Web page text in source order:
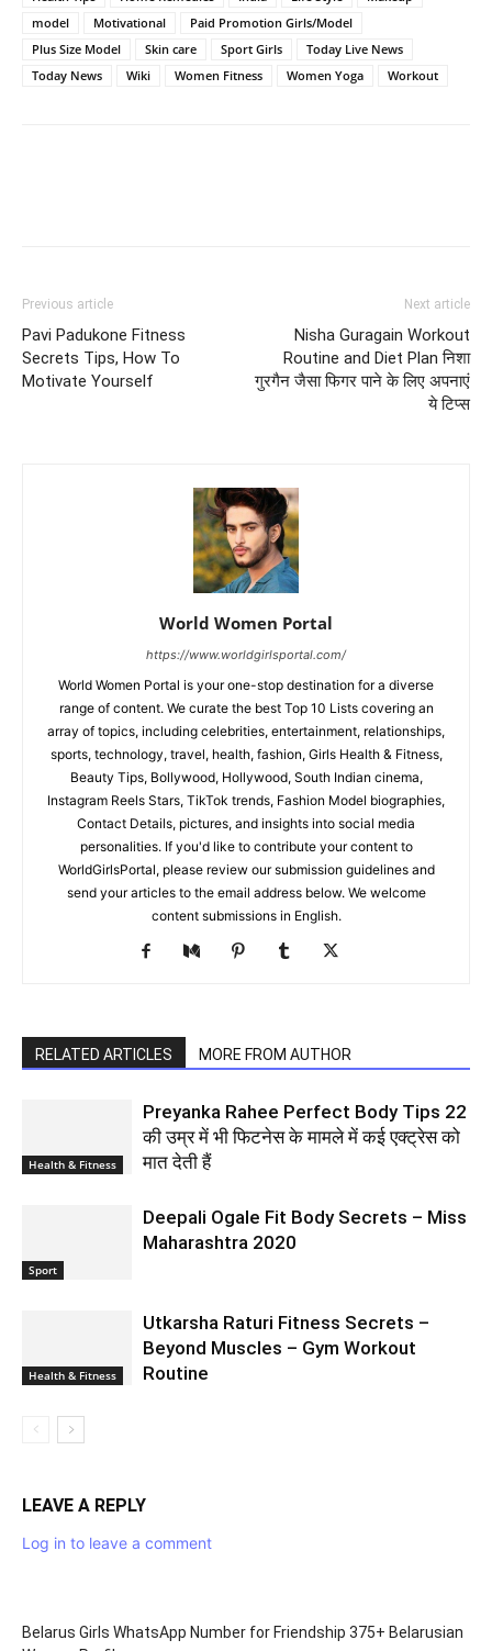
model
Motivational
Paid Promotion Girls/Model
Plus Size Model
Skin care Sport Girls
Today Live News
Today News
Wiki Women Fitness Women Yoga Workout
Previous article
Pavi Padukone Fitness
Secrets Tips, How To
Motivate Yourself
Next article
Nisha Guragain Workout
Routine and Diet Plan निशा
गुरगैन जैसा फिगर पाने के लिए अपनाएं
ये टिप्स
World Women Portal
https://www.worldgirlsportal.com/
World Women Portal is your one-stop destination for a diverse
range of content. We curate the best Top 10 Lists covering an
array of topics, including celebrities, entertainment, relationships,
sports, technology, travel, health, fashion, Girls Health & Fitness,
Beauty Tips, Bollywood, Hollywood, South Indian cinema,
Instagram Reels Stars, TikTok trends, Fashion Model biographies,
Contact Details, pictures, and insights into social media
personalities. If you'd like to contribute your content to
WorldGirlsPortal, please review our submission guidelines and
send your articles to the email address below. We welcome
content submissions in English.
RELATED ARTICLES MORE FROM AUTHOR
Health & Fitness
Preyanka Rahee Perfect Body Tips 22
की उम्र में भी फिटनेस के मामले में कई एक्ट्रेस को
मात देती हैं
Sport
Deepali Ogale Fit Body Secrets – Miss
Maharashtra 2020
Health & Fitness
Utkarsha Raturi Fitness Secrets –
Beyond Muscles – Gym Workout
Routine
LEAVE A REPLY
Log in to leave a comment
Belarus Girls WhatsApp Number for Friendship 375+ Belarusian